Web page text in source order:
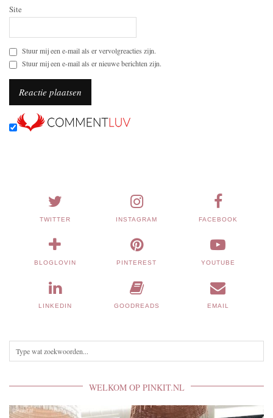
Site
Stuur mij een e-mail als er vervolgreacties zijn.
Stuur mij een e-mail als er nieuwe berichten zijn.
TWITTER INSTAGRAM FACEBOOK
BLOGLOVIN PINTEREST YOUTUBE
LINKEDIN GOODREADS EMAIL
WELKOM OP PINKIT.NL